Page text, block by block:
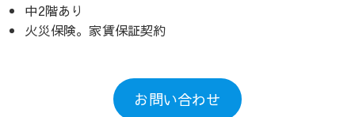
中2階あり
火災保険。家賃保証契約
お問い合わせ